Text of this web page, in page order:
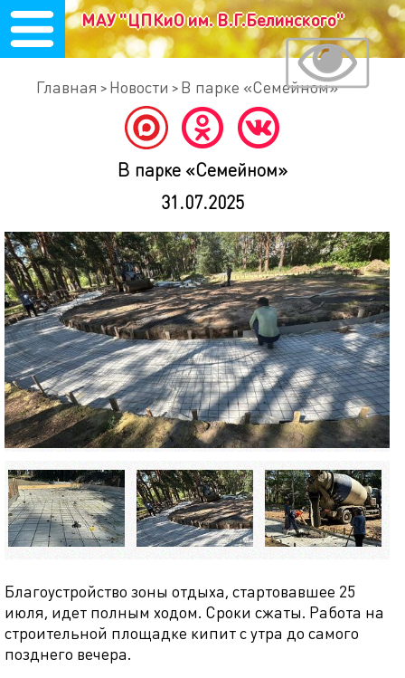
МАУ "ЦПКиО им. В.Г.Белинского"
Главная Новости В парке «Семейном»
В парке «Семейном»
31.07.2025
Благоустройство зоны отдыха, стартовавшее 25
июля, идет полным ходом. Сроки сжаты. Работа на
строительной площадке кипит с утра до самого
позднего вечера.